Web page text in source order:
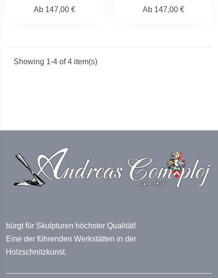
Ab 147,00 €
Ab 147,00 €
Showing 1-4 of 4 item(s)
bürgt für Skulpturen höchster Qualität!
Eine der führenden Werkstätten in der
Holzschnitzkunst.